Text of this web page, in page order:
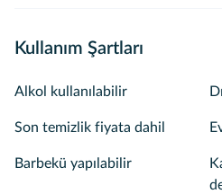
Kullanım Şartları
Alkol kullanılabilir
Son temizlik fiyata dahil
Barbekü yapılabilir